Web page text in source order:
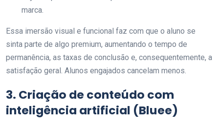
marca.
Essa imersão visual e funcional faz com que o aluno se
sinta parte de algo premium, aumentando o tempo de
permanência, as taxas de conclusão e, consequentemente, a
satisfação geral. Alunos engajados cancelam menos.
3. Criação de conteúdo com
inteligência artificial (Bluee)